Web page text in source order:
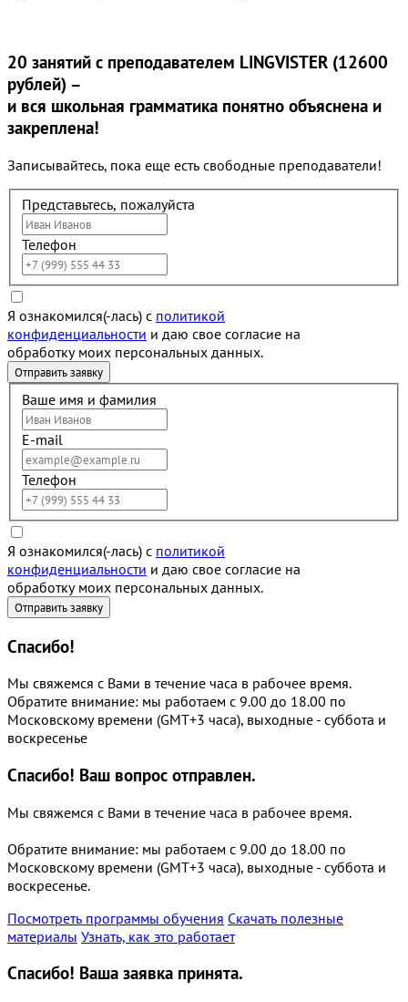
20 занятий с преподавателем LINGVISTER (12600
рублей) –
и вся школьная грамматика понятно объяснена и
закреплена!
Записывайтесь, пока еще есть свободные преподаватели!
Представьтесь, пожалуйста
Телефон
Я ознакомился(-лась) с политикой
конфиденциальности и даю свое согласие на
обработку моих персональных данных.
Ваше имя и фамилия
E-mail
Телефон
Я ознакомился(-лась) с политикой
конфиденциальности и даю свое согласие на
обработку моих персональных данных.
Спасибо!
Мы свяжемся с Вами в течение часа в рабочее время.
Обратите внимание: мы работаем с 9.00 до 18.00 по
Московскому времени (GMT+3 часа), выходные - суббота и
воскресенье
Спасибо! Ваш вопрос отправлен.
Мы свяжемся с Вами в течение часа в рабочее время.
Обратите внимание: мы работаем с 9.00 до 18.00 по
Московскому времени (GMT+3 часа), выходные - суббота и
воскресенье.
Посмотреть программы обучения Скачать полезные
материалы Узнать, как это работает
Спасибо! Ваша заявка принята.